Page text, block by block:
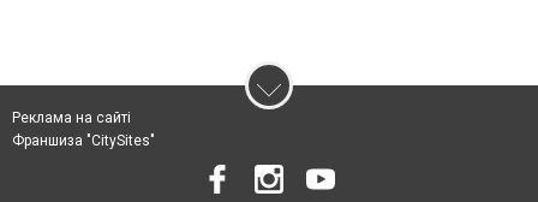
Реклама на сайті
Франшиза "CitySites"